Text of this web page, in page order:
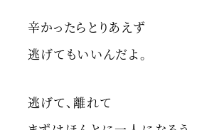
辛かったらとりあえず
逃げてもいいんだよ。
逃げて、離れて